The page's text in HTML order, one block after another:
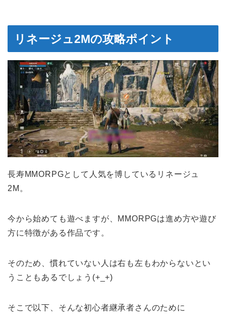
リネージュ2Mの攻略ポイント
長寿MMORPGとして人気を博しているリネージュ
2M。
今から始めても遊べますが、MMORPGは進め方や遊び
方に特徴がある作品です。
そのため、慣れていない人は右も左もわからないとい
うこともあるでしょう(+_+)
そこで以下、そんな初心者継承者さんのために